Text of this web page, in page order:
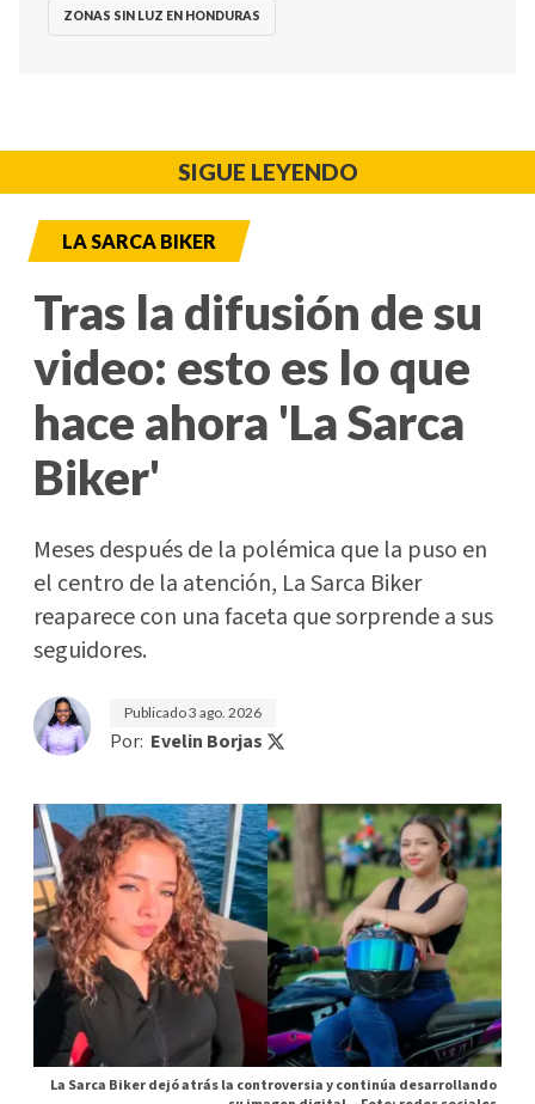
ZONAS SIN LUZ EN HONDURAS
SIGUE LEYENDO
LA SARCA BIKER
Tras la difusión de su
video: esto es lo que
hace ahora 'La Sarca
Biker'
Meses después de la polémica que la puso en
el centro de la atención, La Sarca Biker
reaparece con una faceta que sorprende a sus
seguidores.
Publicado3 ago. 2026
Por: Evelin Borjas
La Sarca Biker dejó atrás la controversia y continúa desarrollando